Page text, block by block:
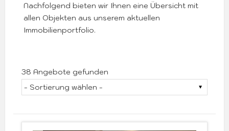
Nachfolgend bieten wir Ihnen eine Übersicht mit
allen Objekten aus unserem aktuellen
Immobilienportfolio.
38 Angebote gefunden